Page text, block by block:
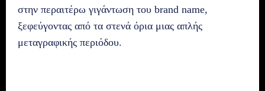
στην περαιτέρω γιγάντωση του brand name,
ξεφεύγοντας από τα στενά όρια μιας απλής
μεταγραφικής περιόδου.